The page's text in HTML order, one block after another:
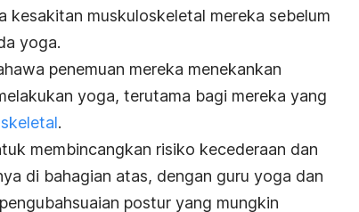
kesakitan muskuloskeletal mereka sebelum
yoga.
penemuan mereka menekankan
yoga, terutama bagi mereka yang
.
membincangkan risiko kecederaan dan
di bahagian atas, dengan guru yoga dan
postur yang mungkin